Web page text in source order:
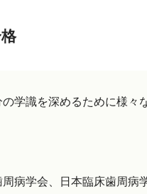
学識を深めるために様々
病学会、日本臨床歯周病